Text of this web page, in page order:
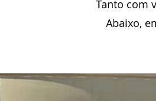
Tanto com
Abaixo,